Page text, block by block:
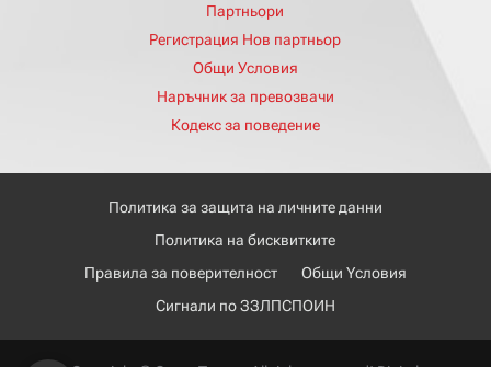
Партньори
Регистрация Нов партньор
Общи Условия
Наръчник за превозвачи
Кодекс за поведение
Политика за защита на личните данни
Политика на бисквитките
Правила за поверителност
Общи Yсловия
Сигнали по ЗЗЛПСПОИН